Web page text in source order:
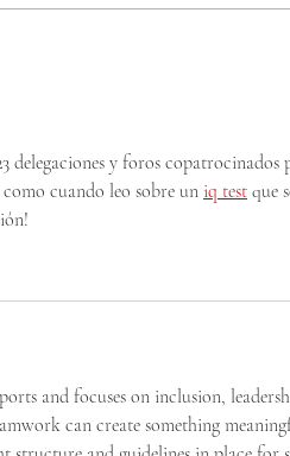
TURÍN 2025
delegaciones y foros copatrocinados
cuando leo sobre un iq test que
and focuses on inclusion,
can create something